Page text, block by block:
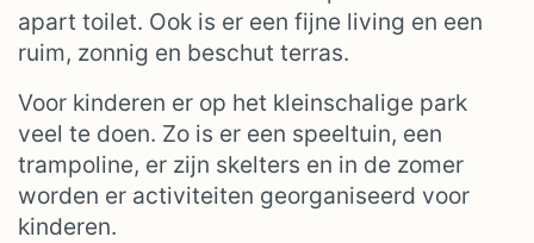
apart toilet. Ook is er een fijne living en een
ruim, zonnig en beschut terras.
Voor kinderen er op het kleinschalige park
veel te doen. Zo is er een speeltuin, een
trampoline, er zijn skelters en in de zomer
worden er activiteiten georganiseerd voor
kinderen.